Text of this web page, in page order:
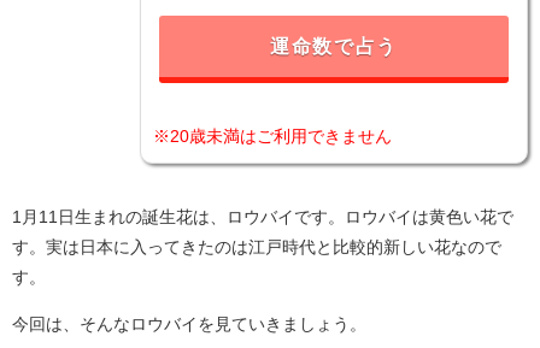
運命数で占う
※20歳未満はご利用できません
1月11日生まれの誕生花は、ロウバイです。ロウバイは黄色い花で
す。実は日本に入ってきたのは江戸時代と比較的新しい花なので
す。
今回は、そんなロウバイを見ていきましょう。